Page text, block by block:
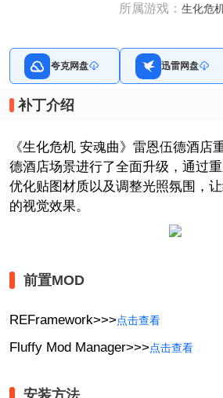
所属游戏：生化危
夸克网盘 迅雷网盘
补丁介绍
《生化危机 安魂曲》雷恩伍德酒店
德酒店场景进行了全面升级，通过重
优化贴图材质以及调整光照氛围，
的视觉效果。
前置MOD
REFramework>>>点击查看
Fluffy Mod Manager>>>点击查看